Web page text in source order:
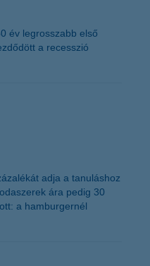
év legrosszabb első
a recesszió
adja a tanuláshoz
ára pedig 30
a hamburgernél